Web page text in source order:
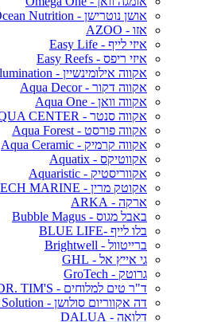
אושן נוטרישן - Ocean Nutrition
אזו - AZOO
איזי לייף - Easy Life
איזי ריפס - Easy Reefs
אקווה אילומינשיין - AI Aqua Illumination
אקווה דקור - Aqua Decor
אקווה וואן - Aqua One
אקווה סנטר - AQUA CENTER
אקווה פורסט - Aqua Forest
אקווה קרמיק - Aqua Ceramic
אקווטיקס - Aquatix
אקווריסטיק - Aquaristic
אקוטק מרין - ECOTECH MARINE
ארקה - ARKA
באבל מגוס - Bubble Magus
בלו לייף -BLUE LIFE
ברייטוול - Brightwell
גי אייץ אל - GHL
גרוטק - GroTech
ד"ר טים למלוחים - DR. TIM'S
דה אקווריום סולושן - The Aquarium Solution
דלואה - DALUA